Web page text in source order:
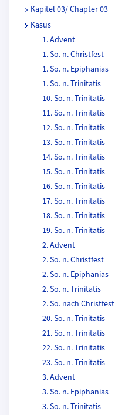
Kapitel 03/ Chapter 03
Kasus
1. Advent
1. So. n. Christfest
1. So. n. Epiphanias
1. So. n. Trinitatis
10. So. n. Trinitatis
11. So. n. Trinitatis
12. So. n. Trinitatis
13. So. n. Trinitatis
14. So. n. Trinitatis
15. So. n. Trinitatis
16. So. n. Trinitatis
17. So. n. Trinitatis
18. So. n. Trinitatis
19. So. n. Trinitatis
2. Advent
2. So. n. Christfest
2. So. n. Epiphanias
2. So. n. Trinitatis
2. So. nach Christfest
20. So. n. Trinitatis
21. So. n. Trinitatis
22. So. n. Trinitatis
23. So. n. Trinitatis
3. Advent
3. So. n. Epiphanias
3. So. n. Trinitatis